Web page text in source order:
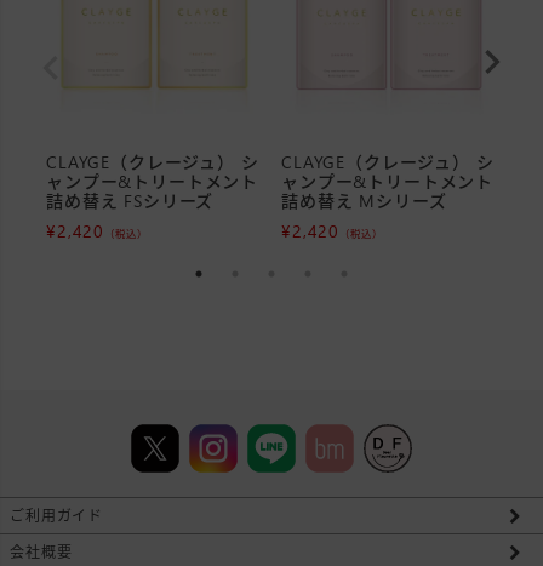
CLAYGE（クレージュ） シ
ャンプー&トリートメント
詰め替え FSシリーズ
¥2,420 （税込）
CLAYGE（クレージュ） シ
ャンプー&トリートメント
詰め替え Mシリーズ
¥2,420 （税込）
ご利用ガイド
会社概要